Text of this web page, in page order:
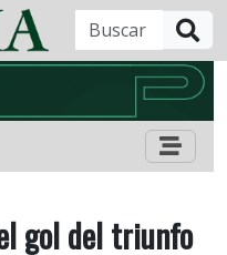
gol del triunfo